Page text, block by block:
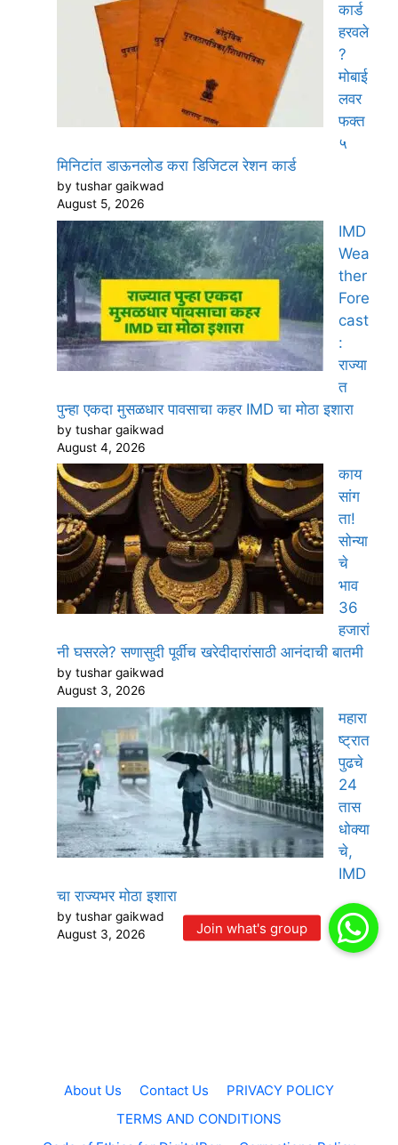
कार्ड
हरवले
?
मोबाई
लवर
फक्त
५
मिनिटांत डाऊनलोड करा डिजिटल रेशन कार्ड
by tushar gaikwad
August 5, 2026
IMD
Wea
ther
Fore
cast
:
राज्या
त
पुन्हा एकदा मुसळधार पावसाचा कहर IMD चा मोठा इशारा
by tushar gaikwad
August 4, 2026
काय
सांग
ता!
सोन्या
चे
भाव
36
हजारां
नी घसरले? सणासुदी पूर्वीच खरेदीदारांसाठी आनंदाची बातमी
by tushar gaikwad
August 3, 2026
महारा
ष्ट्रात
पुढचे
24
तास
धोक्या
चे,
IMD
चा राज्यभर मोठा इशारा
by tushar gaikwad
August 3, 2026
About Us Contact Us
PRIVACY POLICY
TERMS AND CONDITIONS